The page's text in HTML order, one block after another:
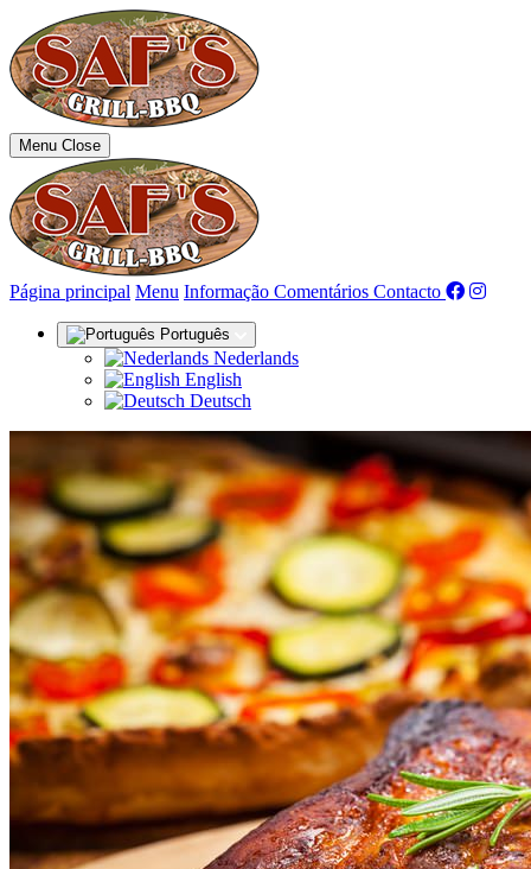
Menu Close
Página principal Menu Informação (actual)
Comentários Contacto
Português
Nederlands
English
Deutsch